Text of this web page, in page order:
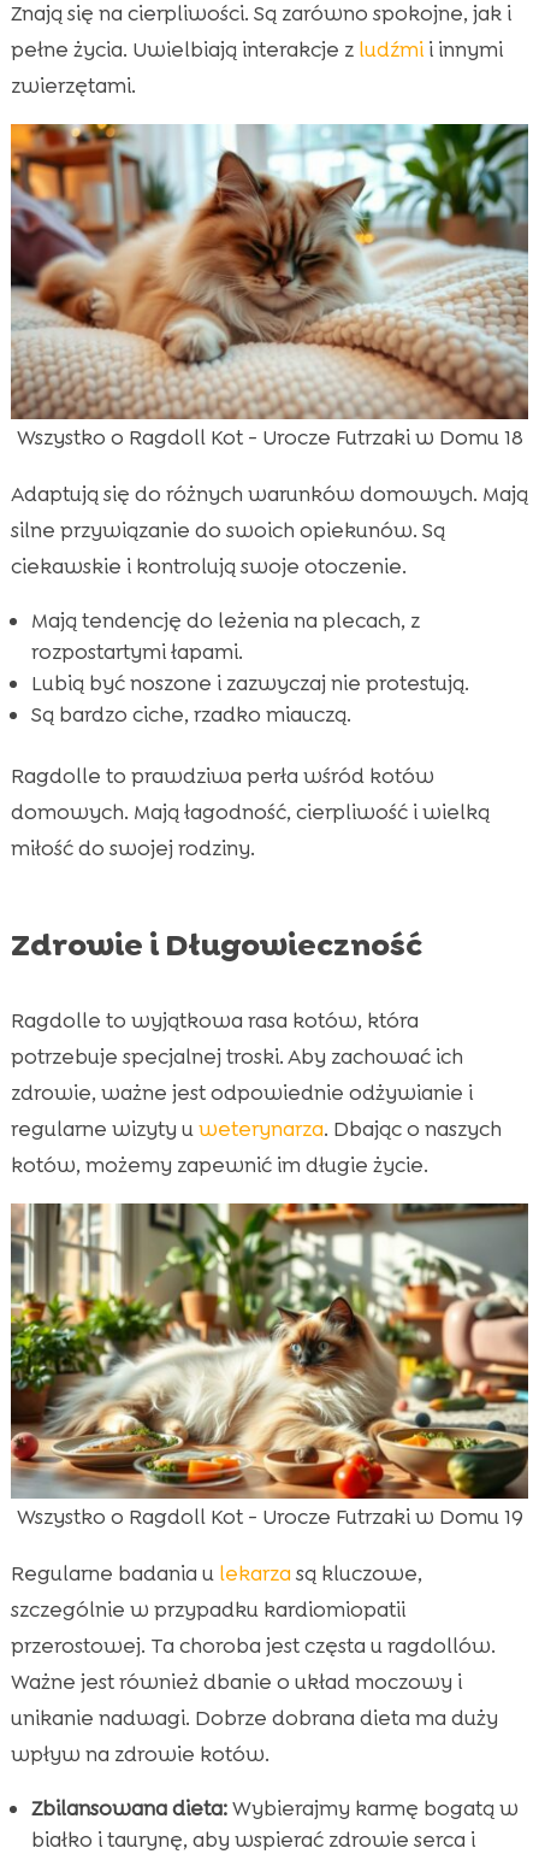
Znają się na cierpliwości. Są zarówno spokojne, jak i
pełne życia. Uwielbiają interakcje z ludźmii innymi
zwierzętami.
Wszystko o Ragdoll Kot - Urocze Futrzaki w Domu 18
Adaptują się do różnych warunków domowych. Mają
silne przywiązanie do swoich opiekunów. Są
ciekawskie i kontrolują swoje otoczenie.
Mają tendencję do leżenia na plecach, z
rozpostartymi łapami.
Lubią być noszone i zazwyczaj nie protestują.
Są bardzo ciche, rzadko miauczą.
Ragdolle to prawdziwa perła wśród kotów
domowych. Mają łagodność, cierpliwość i wielką
miłość do swojej rodziny.
Zdrowie i Długowieczność
Ragdolle to wyjątkowa rasa kotów, która
potrzebuje specjalnej troski. Aby zachować ich
zdrowie, ważne jest odpowiednie odżywianie i
regularne wizyty uweterynarza. Dbając o naszych
kotów, możemy zapewnić im długie życie.
Wszystko o Ragdoll Kot - Urocze Futrzaki w Domu 19
Regularne badania u lekarza są kluczowe,
szczególnie w przypadku kardiomiopatii
przerostowej. Ta choroba jest częsta u ragdollów.
Ważne jest również dbanie o układ moczowy i
unikanie nadwagi. Dobrze dobrana dieta ma duży
wpływ na zdrowie kotów.
Zbilansowana dieta:Wybierajmy karmę bogatą w
białko i taurynę, aby wspierać zdrowie serca i